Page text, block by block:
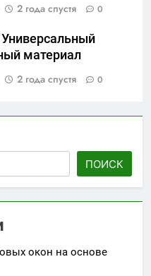
2 года спустя 0
материал
2 года спустя 0
ПОИСК
окон на основе